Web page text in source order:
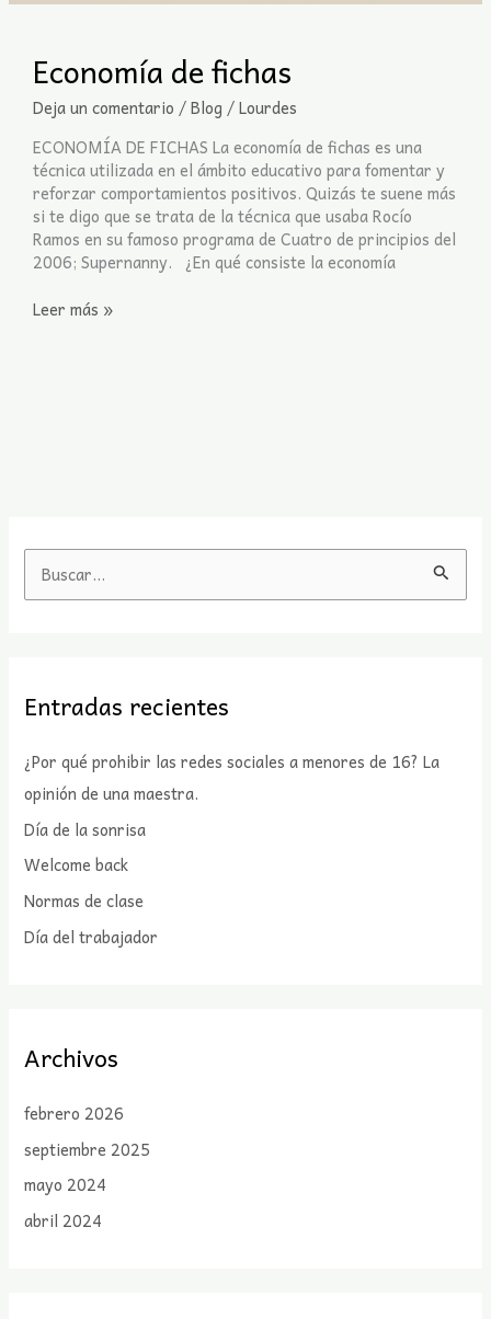
Economía de fichas
Deja un comentario /Blog /Lourdes
ECONOMÍA DE FICHAS La economía de fichas es una
técnica utilizada en el ámbito educativo para fomentar y
reforzar comportamientos positivos. Quizás te suene más
si te digo que se trata de la técnica que usaba Rocío
Ramos en su famoso programa de Cuatro de principios del
2006; Supernanny. ¿En qué consiste la economía
Leer más »
u
a
p
o
r
:
Entradas recientes
¿Por qué prohibir las redes sociales a menores de 16? La
opinión de una maestra.
Día de la sonrisa
Welcome back
Normas de clase
Día del trabajador
Archivos
febrero 2026
septiembre 2025
mayo 2024
abril 2024